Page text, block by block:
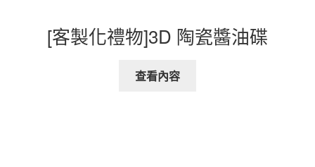
[客製化禮物]3D 陶瓷醬油碟
查看內容